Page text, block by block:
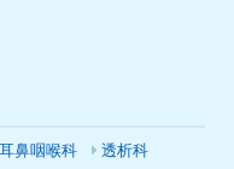
耳鼻咽喉科
透析科